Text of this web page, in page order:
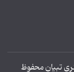
تبیان محفوظ